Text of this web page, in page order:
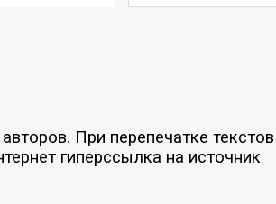
При перепечатке
гиперссылка на источник